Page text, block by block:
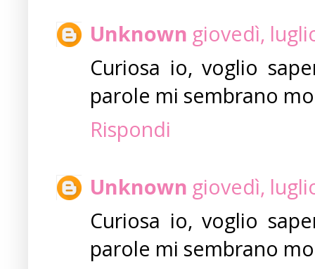
Unknown giovedì,
Curiosa io, voglio
parole mi sembrano
Rispondi
Unknown giovedì,
Curiosa io, voglio
parole mi sembrano